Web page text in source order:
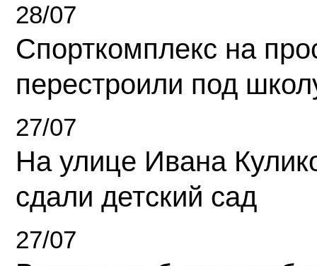
28/07
Спорткомплекс на
перестроили под
27/07
На улице Ивана
сдали детский сад
27/07